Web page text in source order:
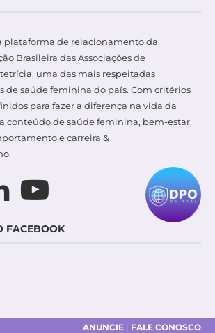
plataforma de relacionamento da
Brasileira das Associações de
uma das mais respeitadas
de saúde feminina do país. Com critérios
para fazer a diferença na vida da
conteúdo de saúde feminina, bem-estar,
e carreira &
FACEBOOK
ANUNCIE | FALE CONOSCO